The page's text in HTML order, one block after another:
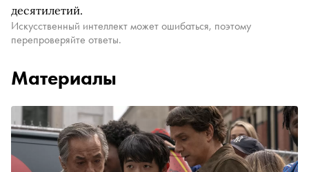
десятилетий.
Искусственный интеллект может ошибаться, поэтому
перепроверяйте ответы.
Материалы